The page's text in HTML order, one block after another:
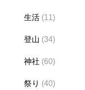
生活 (11)
登山 (34)
神社 (60)
祭り (40)